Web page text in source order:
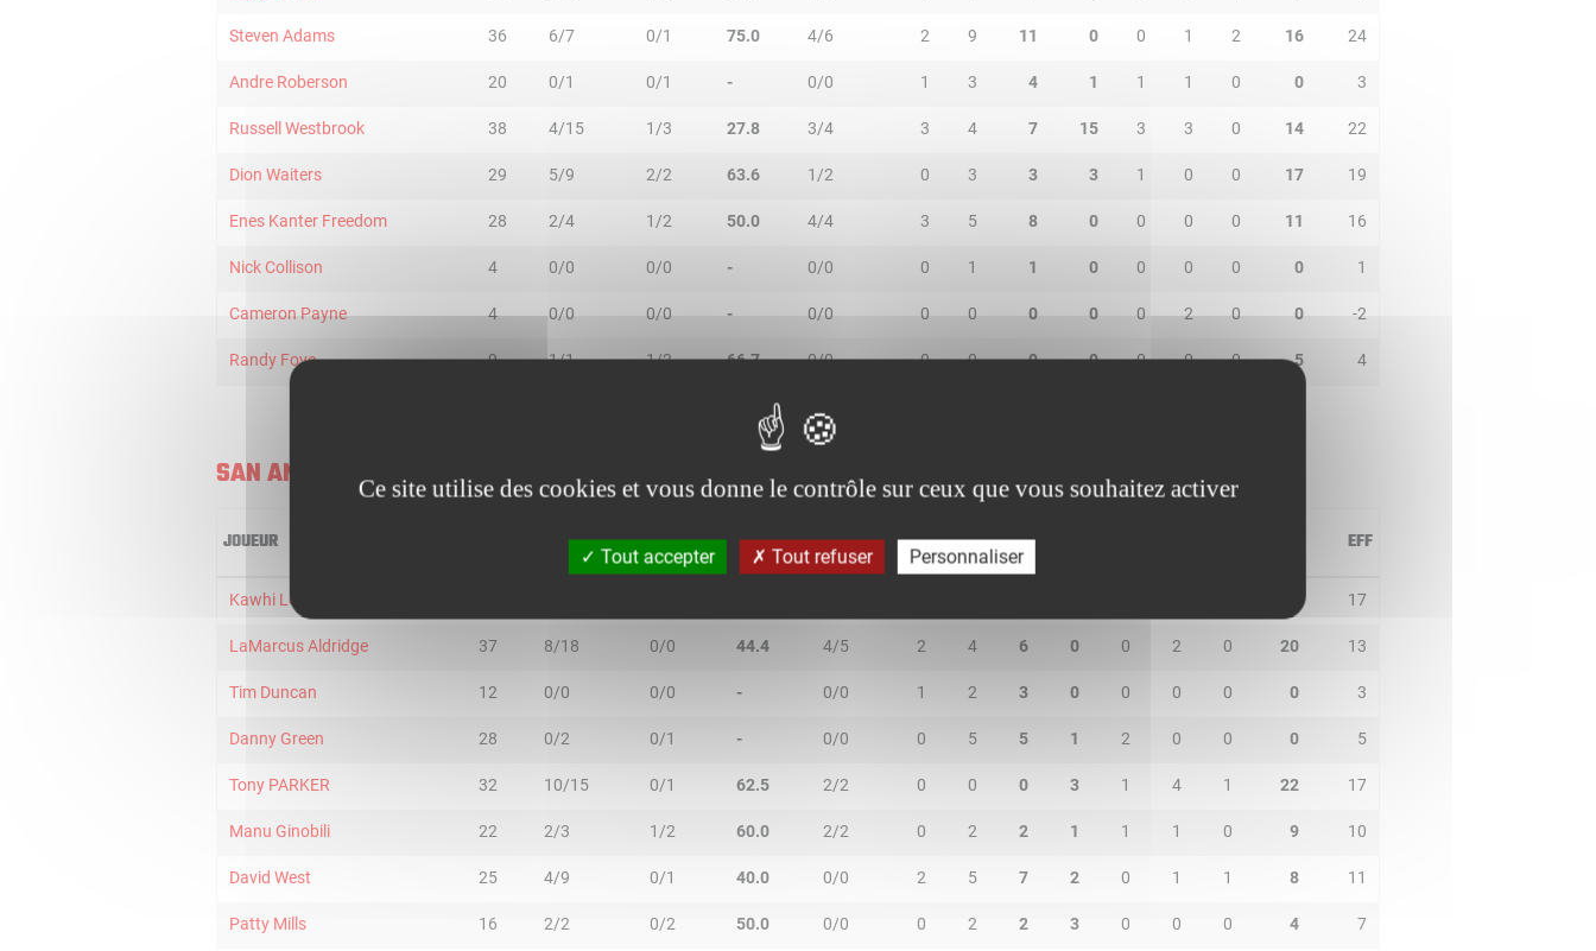
Steven Adams 36 6/7 0/1 75.0 4/6 2 9 11 0 0 1 2 16 24
Andre Roberson 20 0/1 0/1 - 0/0 1 3 4 1 1 1 0 0 3
Russell Westbrook 38 4/15 1/3 27.8 3/4 3 4 7 15 3 3 0 14 22
Dion Waiters 29 5/9 2/2 63.6 1/2 0 3 3 3 1 0 0 17 19
Enes Kanter Freedom 28 2/4 1/2 50.0 4/4 3 5 8 0 0 0 0 11 16
Nick Collison 4 0/0 0/0 - 0/0 0 1 1 0 0 0 0 0 1
Cameron Payne 4 0/0 0/0 - 0/0 0 0 0 0 0 2 0 0 -2
Randy Foye 9 1/1 1/2 66.7 0/0 0 0 0 0 0 0 0 5 4
SAN ANTONIO SPURS
JOUEUR 2R/2T 3R/3T TR/TT 1R/1T RO RD RT EFF
Kawhi Leonard 17
LaMarcus Aldridge 37 8/18 0/0 44.4 4/5 2 4 6 0 0 2 0 20 13
Tim Duncan 12 0/0 0/0 - 0/0 1 2 3 0 0 0 0 0 3
Danny Green 28 0/2 0/1 - 0/0 0 5 5 1 2 0 0 0 5
Tony PARKER 32 10/15 0/1 62.5 2/2 0 0 0 3 1 4 1 22 17
Manu Ginobili 22 2/3 1/2 60.0 2/2 0 2 2 1 1 1 0 9 10
David West 25 4/9 0/1 40.0 0/0 2 5 7 2 0 1 1 8 11
Patty Mills 16 2/2 0/2 50.0 0/0 0 2 2 3 0 0 0 4 7
Ce site utilise des cookies et vous donne le contrôle sur ceux que vous souhaitez activer
Tout accepter Tout refuser Personnaliser